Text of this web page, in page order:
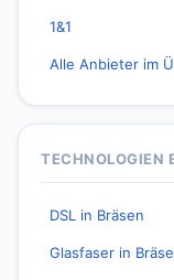
1&1
Alle Anbieter im
TECHNOLOGIEN
DSL in Bräsen
Glasfaser in